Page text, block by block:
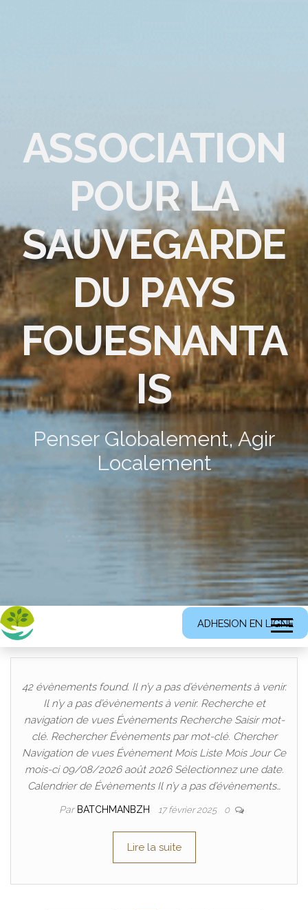
ASSOCIATION
POUR LA
SAUVEGARDE
DU PAYS
FOUESNANTA
IS
Penser Globalement, Agir
Localement
ADHESION EN LIGNE
42 évènements found. Il n’y a pas d’évènements à venir.
Il n’y a pas d’évènements à venir. Recherche et
navigation de vues Évènements Recherche Saisir mot-
clé. Rechercher Évènements par mot-clé. Chercher
Navigation de vues Évènement Mois Liste Mois Jour Ce
mois-ci 09/08/2026 août 2026 Sélectionnez une date.
Calendrier de Évènements Il n’y a pas d’évènements…
Par BATCHMANBZH 17 février 2025 0
Lire la suite